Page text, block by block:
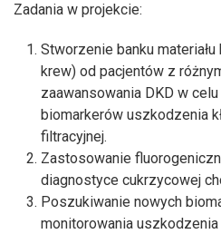
Zadania w projekcie:
Stworzenie banku
krew) od pacjentów z
zaawansowania DKD w
biomarkerów uszkodzenia
filtracyjnej.
Zastosowanie
diagnostyce cukrzycowej
Poszukiwanie nowych
monitorowania